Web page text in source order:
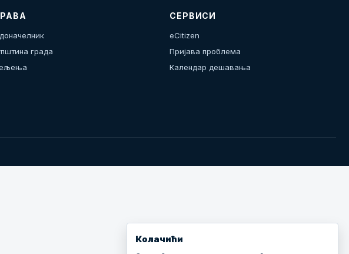
града
СЕРВИСИ
eCitizen
Пријава проблема
Календар дешавања
Колачићи